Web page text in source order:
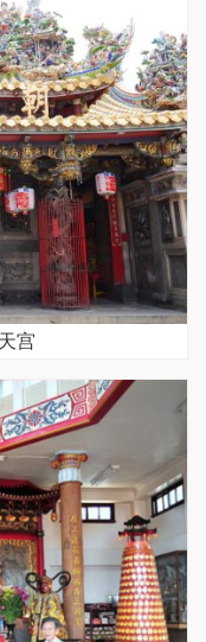
宫